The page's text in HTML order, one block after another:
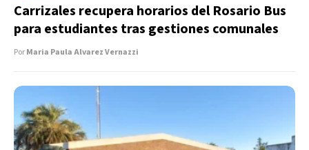
Carrizales recupera horarios del Rosario Bus
para estudiantes tras gestiones comunales
PorMaria Paula Alvarez Vernazzi